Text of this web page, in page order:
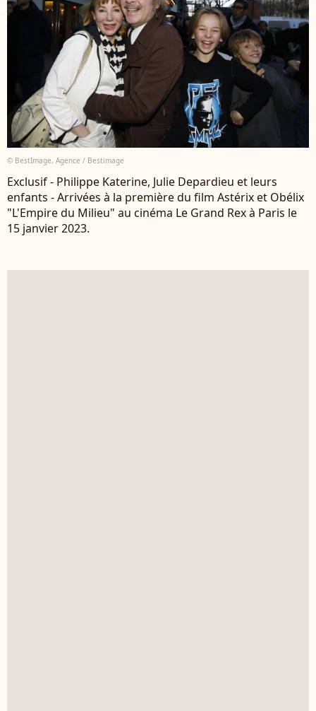
© BestImage, Agence / Bestimage
Exclusif - Philippe Katerine, Julie Depardieu et leurs
enfants - Arrivées à la première du film Astérix et Obélix
"L'Empire du Milieu" au cinéma Le Grand Rex à Paris le
15 janvier 2023.